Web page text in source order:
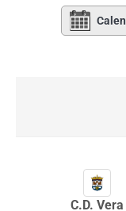
C.D. Vera